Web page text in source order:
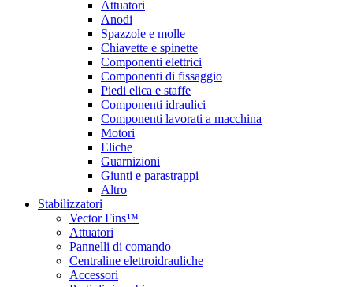
Attuatori
Anodi
Spazzole e molle
Chiavette e spinette
Componenti elettrici
Componenti di fissaggio
Piedi elica e staffe
Componenti idraulici
Componenti lavorati a macchina
Motori
Eliche
Guarnizioni
Giunti e parastrappi
Altro
Stabilizzatori
Vector Fins™
Attuatori
Pannelli di comando
Centraline elettroidrauliche
Accessori